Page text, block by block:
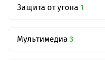
Защита от угона 1
Мультимедиа 3